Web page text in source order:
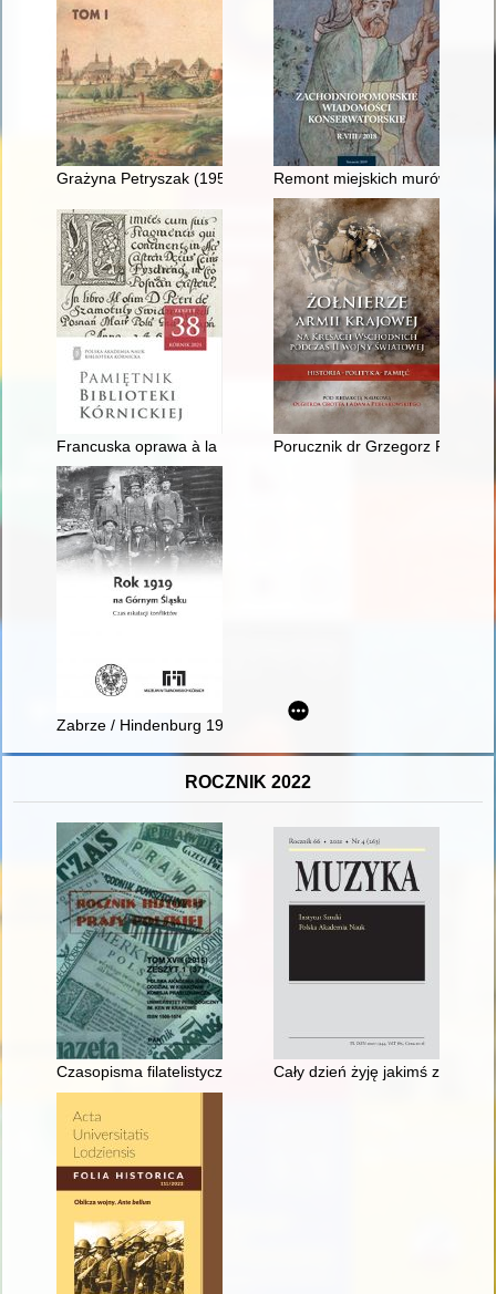
Grażyna Petryszak (1955-2019)Remont miejskich murów
Francuska oprawa à la Duseuil z superekslibrisem
Porucznik dr Grzegorz
Zabrze / Hindenburg 1919 : pierwsze starcie = Zabrze /
ROCZNIK 2022
Czasopisma filatelistyczne w Polsce po 1945 r. : próba
Cały dzień żyję jakimś